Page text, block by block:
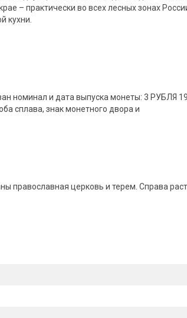
– практически во всех лесных зонах
кухни.
номинал и дата выпуска монеты: 3 РУБЛЯ
сплава, знак монетного двора и
православная церковь и терем. Справа